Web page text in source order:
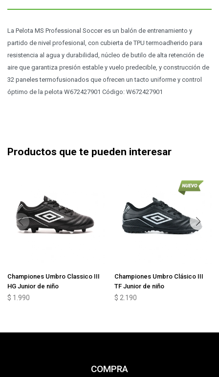
La Pelota MS Professional Soccer es un balón de entrenamiento y
partido de nivel profesional, con cubierta de TPU termoadherido para
resistencia al agua y durabilidad, núcleo de butilo de alta retención de
aire que garantiza presión estable y vuelo predecible, y construcción de
32 paneles termofusionados que ofrecen un tacto uniforme y control
óptimo de la pelota W672427901 Código: W672427901
Productos que te pueden interesar
Championes Umbro Classico III
HG Junior de niño
$ 1.990
Championes Umbro Clásico III
TF Junior de niño
$ 2.190
COMPRA